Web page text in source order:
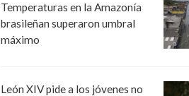
Temperaturas en la Amazonía
brasileñan superaron umbral
máximo
León XIV pide a los jóvenes no